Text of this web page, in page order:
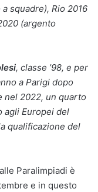
squadre), Rio 2016
(argento
, classe ’98, e per
a Parigi dopo
nel 2022, un quarto
agli Europei del
qualificazione del
Paralimpiadi è
e in questo